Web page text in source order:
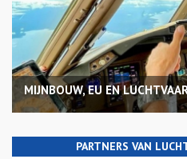
MIJNBOUW, EU EN
PARTNERS VAN